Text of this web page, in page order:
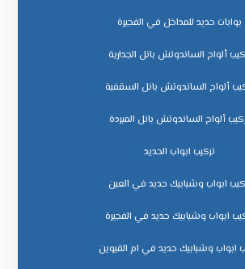
بوابات حديد للمداخل في الفجيرة
ألواح الساندوتش بانل الجدارية
ألواح الساندوتش بانل السقفية
ألواح الساندوتش بانل المبردة
تركيب ابواب الحديد
ابواب وشبابيك حديد في العين
ابواب وشبابيك حديد في الفجيرة
ابواب وشبابيك حديد في ام القيوين